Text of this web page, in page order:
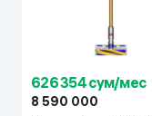
626 354 сум/мес
8 590 000